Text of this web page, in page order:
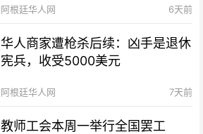
阿根廷华人网 6天前
华人商家遭枪杀后续：凶手是退休
宪兵，收受5000美元
阿根廷华人网 7天前
教师工会本周一举行全国罢工